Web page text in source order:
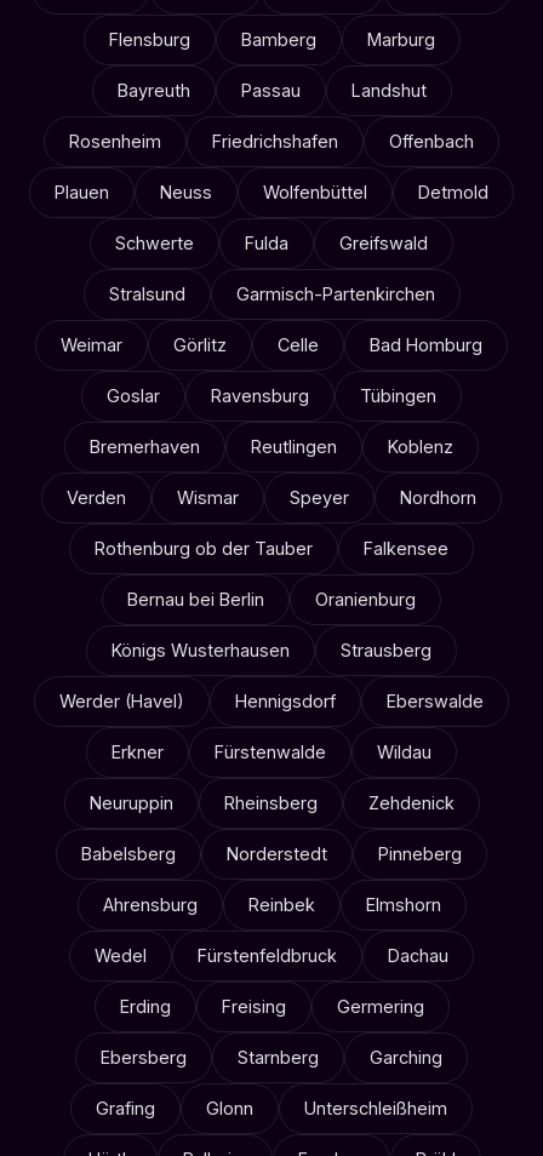
Flensburg Bamberg Marburg
Bayreuth Passau Landshut
Rosenheim Friedrichshafen Offenbach
Plauen Neuss Wolfenbüttel Detmold
Schwerte Fulda Greifswald
Stralsund Garmisch-Partenkirchen
Weimar Görlitz Celle Bad Homburg
Goslar Ravensburg Tübingen
Bremerhaven Reutlingen Koblenz
Verden Wismar Speyer Nordhorn
Rothenburg ob der Tauber Falkensee
Bernau bei Berlin Oranienburg
Königs Wusterhausen Strausberg
Werder (Havel) Hennigsdorf Eberswalde
Erkner Fürstenwalde Wildau
Neuruppin Rheinsberg Zehdenick
Babelsberg Norderstedt Pinneberg
Ahrensburg Reinbek Elmshorn
Wedel Fürstenfeldbruck Dachau
Erding Freising Germering
Ebersberg Starnberg Garching
Grafing Glonn Unterschleißheim